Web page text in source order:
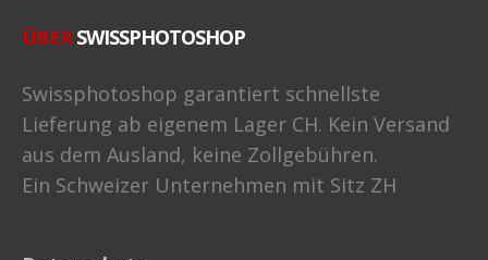
ÜBERSWISSPHOTOSHOP
Swissphotoshop garantiert schnellste
Lieferung ab eigenem Lager CH. Kein Versand
aus dem Ausland, keine Zollgebühren.
Ein Schweizer Unternehmen mit Sitz ZH